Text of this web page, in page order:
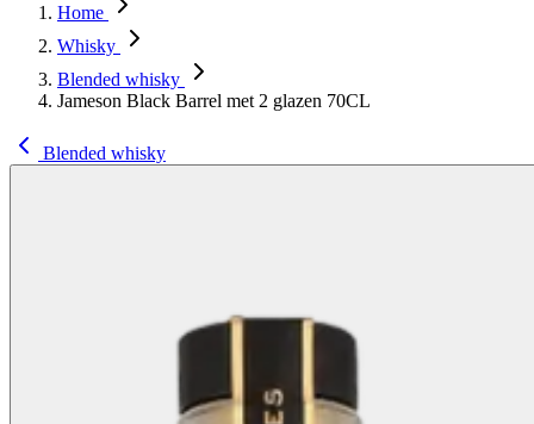
Home
Whisky
Blended whisky
Jameson Black Barrel met 2 glazen 70CL
Blended whisky